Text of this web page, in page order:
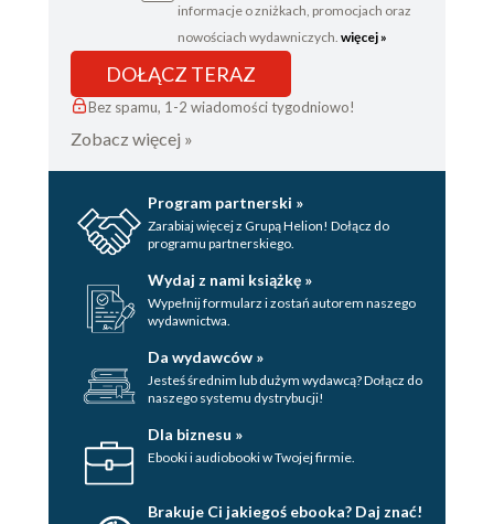
informacje o zniżkach, promocjach oraz
nowościach wydawniczych. więcej »
DOŁĄCZ TERAZ
Bez spamu, 1-2 wiadomości tygodniowo!
Zobacz więcej »
Program partnerski »
Zarabiaj więcej z Grupą Helion! Dołącz do
programu partnerskiego.
Wydaj z nami książkę »
Wypełnij formularz i zostań autorem naszego
wydawnictwa.
Da wydawców »
Jesteś średnim lub dużym wydawcą? Dołącz do
naszego systemu dystrybucji!
Dla biznesu »
Ebooki i audiobooki w Twojej firmie.
Brakuje Ci jakiegoś ebooka? Daj znać!